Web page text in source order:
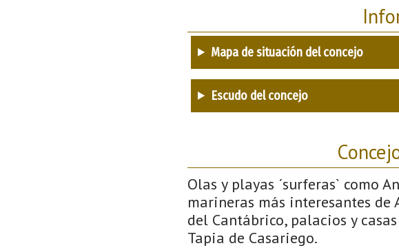
Mapa de situación del concejo
Escudo del concejo
Olas y playas ´surferas` como
marineras más interesantes
del Cantábrico, palacios y
Tapia de Casariego.